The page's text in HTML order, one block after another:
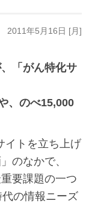
2011年5月16日 [月]
「がん特化サ
、のべ15,000
イトを立ち上げ
のなかで、
要課題の一つ
の情報ニーズ